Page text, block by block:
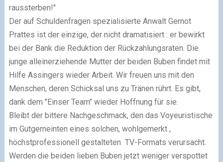
raussterben!"
Der auf Schuldenfragen spezialisierte Anwalt Gernot
Prattes ist der einzige, der nicht dramatisiert : er bewirkt
bei der Bank die Reduktion der Rückzahlungsraten. Die
junge alleinerziehende Mutter der beiden Buben findet mit
Hilfe Assingers wieder Arbeit. Wir freuen uns mit den
Menschen, deren Schicksal uns zu Tränen rührt. Es gibt,
dank dem "Einser Team" wieder Hoffnung für sie.
Bleibt der bittere Nachgeschmack, den das Voyeuristische
im Gutgemeinten eines solchen, wohlgemerkt ,
höchstprofessionell gestalteten TV-Formats verursacht.
Werden die beiden lieben Buben jetzt weniger verspottet